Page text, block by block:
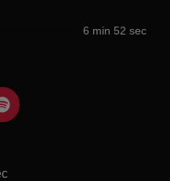
6 min 52 sec